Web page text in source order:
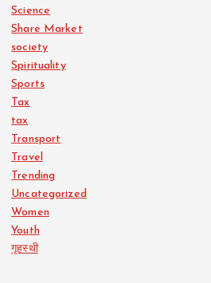
Science
Share Market
society
Spirituality
Sports
Tax
tax
Transport
Travel
Trending
Uncategorized
Women
Youth
गृहस्थी